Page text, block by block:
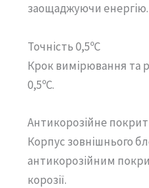
заощаджуючи енергію.
Точність 0,5ºС
Крок вимірювання та
0,5ºС.
Антикорозійне
Корпус зовнішнього
антикорозійним
корозії.